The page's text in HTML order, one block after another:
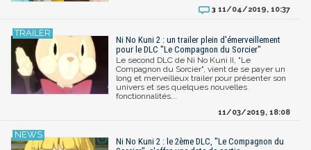
3 11/04/2019, 10:37
Ni No Kuni 2 : un trailer plein d'émerveillement
pour le DLC "Le Compagnon du Sorcier"
Le second DLC de Ni No Kuni II, "Le
Compagnon du Sorcier", vient de se payer un
long et merveilleux trailer pour présenter son
univers et ses quelques nouvelles
fonctionnalités...
11/03/2019, 18:08
Ni No Kuni 2 : le 2ème DLC, "Le Compagnon du